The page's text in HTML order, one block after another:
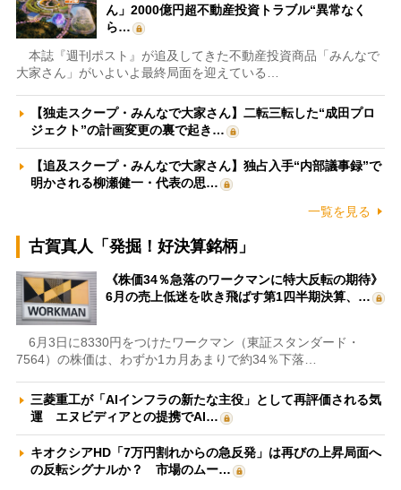
ん」2000億円超不動産投資トラブル“異常なく
ら…
本誌『週刊ポスト』が追及してきた不動産投資商品「みんなで
大家さん」がいよいよ最終局面を迎えている…
【独走スクープ・みんなで大家さん】二転三転した“成田プロ
ジェクト”の計画変更の裏で起き…
【追及スクープ・みんなで大家さん】独占入手“内部議事録”で
明かされる柳瀬健一・代表の思…
一覧を見る
古賀真人「発掘！好決算銘柄」
《株価34％急落のワークマンに特大反転の期待》
6月の売上低迷を吹き飛ばす第1四半期決算、…
6月3日に8330円をつけたワークマン（東証スタンダード・
7564）の株価は、わずか1カ月あまりで約34％下落…
三菱重工が「AIインフラの新たな主役」として再評価される気
運 エヌビディアとの提携でAI…
キオクシアHD「7万円割れからの急反発」は再びの上昇局面へ
の反転シグナルか？ 市場のムー…